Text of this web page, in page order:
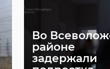
Во
районе
задержали